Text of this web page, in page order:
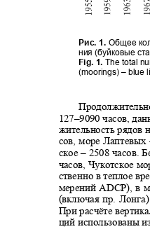
Рис. 1. Общее
ния (буйковые
Fig. 1. The total
(moorings) – blue
127–9090 часов,
жительность рядов
сов, море Лаптевых
ское– 2508 часов.
часов, Чукотское
ственно в теплое
мерений ADCP), в
(включая пр.
При расчёте
ций использованы